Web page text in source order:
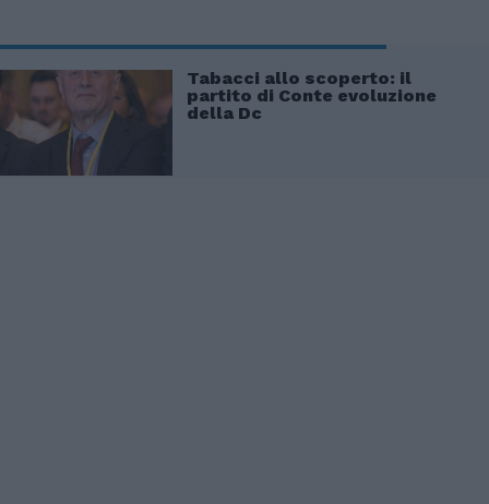
Tabacci allo scoperto: il
partito di Conte evoluzione
della Dc